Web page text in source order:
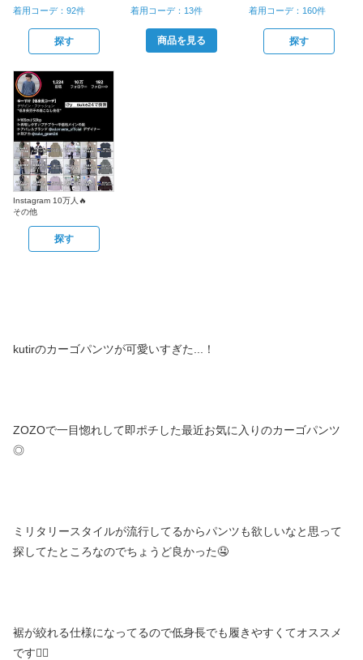
着用コーデ： 92件
探す
着用コーデ： 13件
商品を見る
着用コーデ： 160件
探す
Instagram 10万人🔥
その他
探す
kutirのカーゴパンツが可愛いすぎた...！
ZOZOで一目惚れして即ポチした最近お気に入りのカーゴパンツ
◎
ミリタリースタイルが流行してるからパンツも欲しいなと思って
探してたところなのでちょうど良かった🤤
裾が絞れる仕様になってるので低身長でも履きやすくてオススメ
です☝🏻